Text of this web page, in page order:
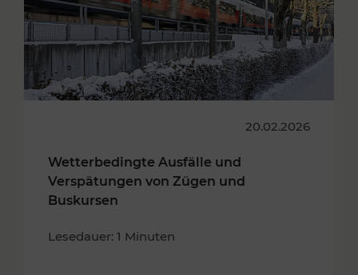
20.02.2026
Wetterbedingte Ausfälle und
Verspätungen von Zügen und
Buskursen
Lesedauer: 1 Minuten